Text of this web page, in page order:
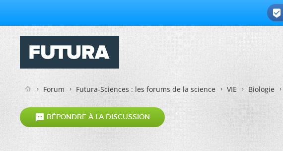

Forum Futura-Sciences : les forums de la science VIE Biologie
 RÉPONDRE À LA DISCUSSION